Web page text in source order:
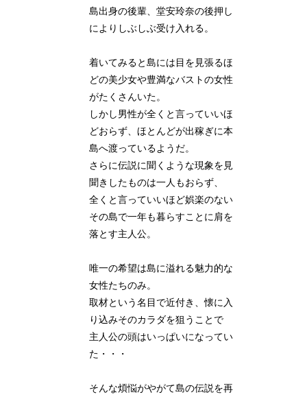
島出身の後輩、堂安玲奈の後押し
によりしぶしぶ受け入れる。
着いてみると島には目を見張るほ
どの美少女や豊満なバストの女性
がたくさんいた。
しかし男性が全くと言っていいほ
どおらず、ほとんどが出稼ぎに本
島へ渡っているようだ。
さらに伝説に聞くような現象を見
聞きしたものは一人もおらず、
全くと言っていいほど娯楽のない
その島で一年も暮らすことに肩を
落とす主人公。
唯一の希望は島に溢れる魅力的な
女性たちのみ。
取材という名目で近付き、懐に入
り込みそのカラダを狙うことで
主人公の頭はいっぱいになってい
た・・・
そんな煩悩がやがて島の伝説を再